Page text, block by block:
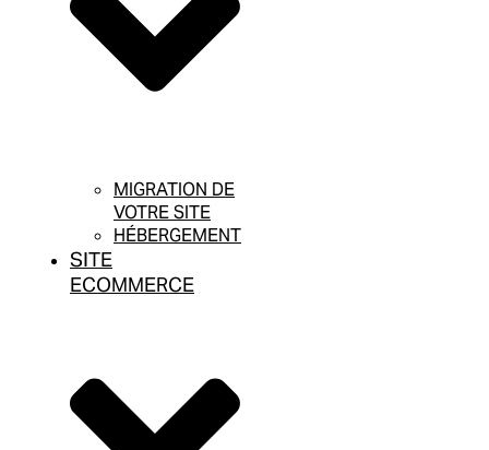
MIGRATION DE
VOTRE SITE
HÉBERGEMENT
SITE
ECOMMERCE